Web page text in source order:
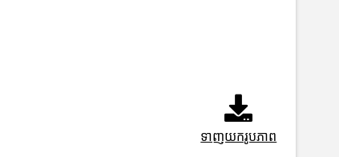
ទាញយករូបភាព